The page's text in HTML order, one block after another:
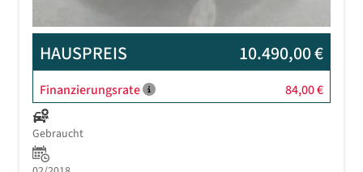
HAUSPREIS 10.490,00 €
Finanzierungsrate 84,00 €
Gebraucht